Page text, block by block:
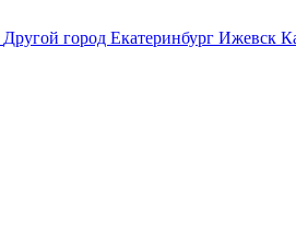
Другой город Екатеринбург Ижевск